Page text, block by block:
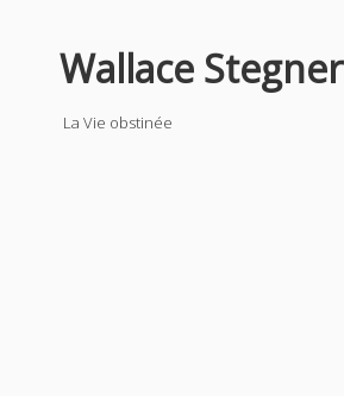
Wallace Stegner
La Vie obstinée